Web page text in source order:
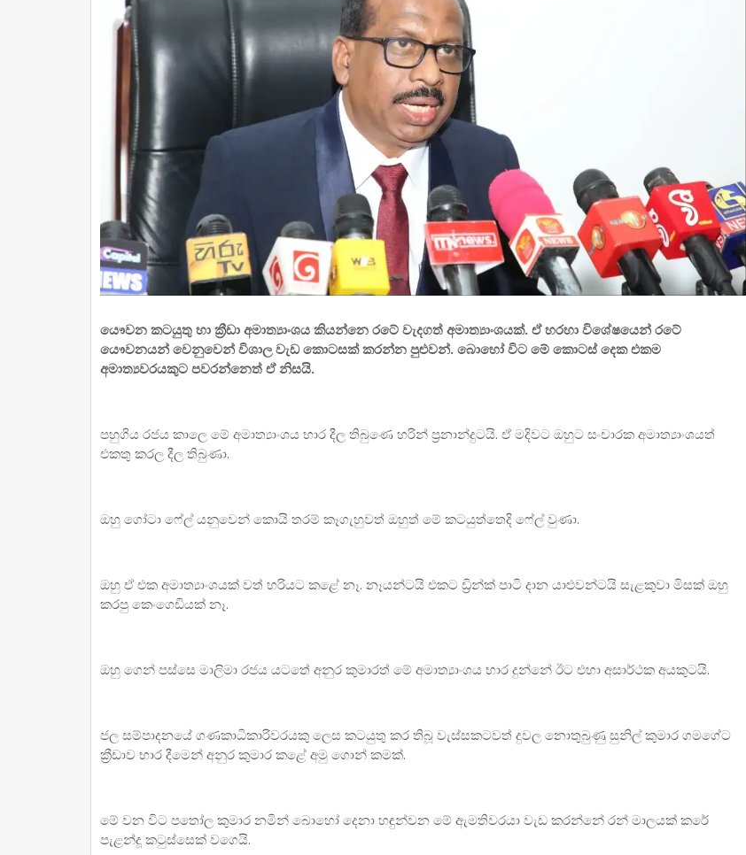
යෞවන කටයුතු හා ක්‍රීඩා අමාත්‍යාංශය කියන්නෙ රටේ වැදගත් අමාත්‍යාංශයක්. ඒ හරහා විශේෂයෙන් රටේ
යෞවනයන් වෙනුවෙන් විශාල වැඩ කොටසක් කරන්න පුළුවන්. බොහෝ විට මේ කොටස් දෙක එකම
අමාත්‍යවරයකුට පවරන්නෙත් ඒ නිසයි.
පහුගිය රජය කාලෙ මේ අමාත්‍යාංශය භාර දීල තිබුණෙ හරින් ප්‍රනාන්දුටයි. ඒ මදිවට ඔහුට සංචාරක අමාත්‍යාංශයත්
එකතු කරල දීල තිබුණා.
ඔහු ගෝටා ෆේල් යනුවෙන් කොයි තරම් කෑගැහුවත් ඔහුත් මේ කටයුත්තෙදි ෆේල් වුණා.
ඔහු ඒ එක අමාත්‍යාංශයක් වත් හරියට කළේ නෑ. නෑයන්ටයි එකට ඩ්‍රින්ක් පාටි දාන යාළුවන්ටයි සැළකුවා මිසක් ඔහු
කරපු කෙංගෙඩියක් නෑ.
ඔහු ගෙන් පස්සෙ මාලිමා රජය යටතේ අනුර කුමාරත් මේ අමාත්‍යාංශය භාර දුන්නේ ඊට එහා අසාර්ථක අයකුටයි.
ජල සම්පාදනයේ ගණකාධිකාරිවරයකු ලෙස කටයුතු කර තිබූ වැස්සකටවත් දුවල නොතුබුණු සුනිල් කුමාර ගමගේට
ක්‍රීඩාව භාර දීමෙන් අනුර කුමාර කළේ අමු ගොන් කමක්.
මේ වන විට පතෝල කුමාර නමින් බොහෝ දෙනා හඳුන්වන මේ ඇමතිවරයා වැඩ කරන්නේ රන් මාලයක් කරේ
පැළන්දූ කටුස්සෙක් වගෙයි.